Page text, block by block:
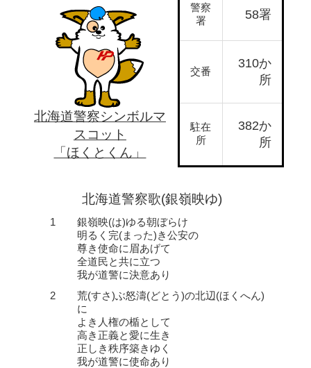
北海道警察シンボルマ
スコット
「ほくとくん」
警察
署
58署
交番
310か
所
駐在
所
382か
所
北海道警察歌(銀嶺映ゆ)
1
銀嶺映(は)ゆる朝ぼらけ
明るく完(まった)き公安の
尊き使命に眉あげて
全道民と共に立つ
我が道警に決意あり
2
荒(すさ)ぶ怒濤(どとう)の北辺(ほくへん)
に
よき人権の楯として
高き正義と愛に生き
正しき秩序築きゆく
我が道警に使命あり